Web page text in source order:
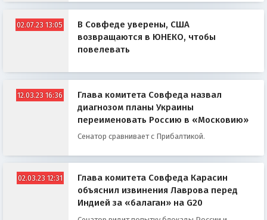
02.07.23 13:05
В Совфеде уверены, США
возвращаются в ЮНЕКО, чтобы
повелевать
12.03.23 16:36
Глава комитета Совфеда назвал
диагнозом планы Украины
переименовать Россию в «Московию»
Сенатор сравнивает с Прибалтикой.
02.03.23 12:31
Глава комитета Совфеда Карасин
объяснил извинения Лаврова перед
Индией за «балаган» на G20